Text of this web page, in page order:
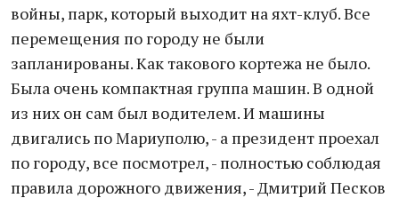
войны, парк, который выходит на яхт-клуб. Все
перемещения по городу не были
запланированы. Как такового кортежа не было.
Была очень компактная группа машин. В одной
из них он сам был водителем. И машины
двигались по Мариуполю, - а президент проехал
по городу, все посмотрел, - полностью соблюдая
правила дорожного движения, - Дмитрий Песков